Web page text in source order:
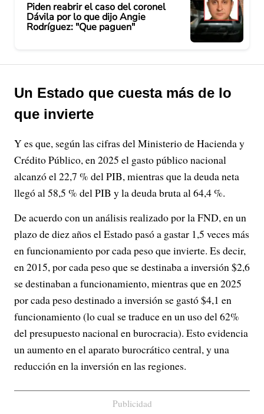
Piden reabrir el caso del coronel
Dávila por lo que dijo Angie
Rodríguez: "Que paguen"
Un Estado que cuesta más de lo
que invierte
Y es que, según las cifras del Ministerio de Hacienda y
Crédito Público, en 2025 el gasto público nacional
alcanzó el 22,7 % del PIB, mientras que la deuda neta
llegó al 58,5 % del PIB y la deuda bruta al 64,4 %.
De acuerdo con un análisis realizado por la FND, en un
plazo de diez años el Estado pasó a gastar 1,5 veces más
en funcionamiento por cada peso que invierte. Es decir,
en 2015, por cada peso que se destinaba a inversión $2,6
se destinaban a funcionamiento, mientras que en 2025
por cada peso destinado a inversión se gastó $4,1 en
funcionamiento (lo cual se traduce en un uso del 62%
del presupuesto nacional en burocracia). Esto evidencia
un aumento en el aparato burocrático central, y una
reducción en la inversión en las regiones.
Publicidad